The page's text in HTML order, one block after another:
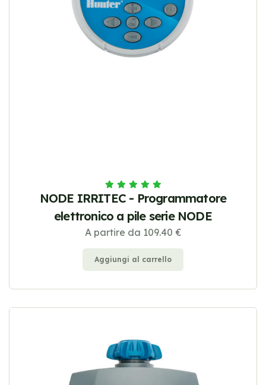
NODE IRRITEC - Programmatore
elettronico a pile serie NODE
A partire da 109.40 €
Aggiungi al carrello